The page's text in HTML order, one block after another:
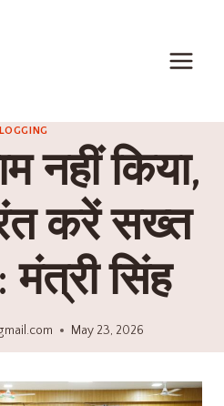
नहीं किया,
करें सख्त
मंत्री सिंह
May 23, 2026